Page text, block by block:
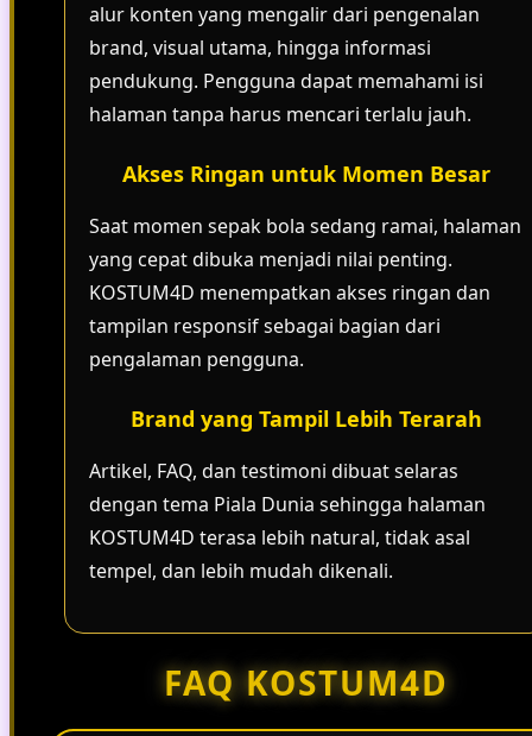
alur konten yang mengalir dari pengenalan
brand, visual utama, hingga informasi
pendukung. Pengguna dapat memahami isi
halaman tanpa harus mencari terlalu jauh.
Akses Ringan untuk Momen Besar
Saat momen sepak bola sedang ramai, halaman
yang cepat dibuka menjadi nilai penting.
KOSTUM4D menempatkan akses ringan dan
tampilan responsif sebagai bagian dari
pengalaman pengguna.
Brand yang Tampil Lebih Terarah
Artikel, FAQ, dan testimoni dibuat selaras
dengan tema Piala Dunia sehingga halaman
KOSTUM4D terasa lebih natural, tidak asal
tempel, dan lebih mudah dikenali.
FAQ KOSTUM4D